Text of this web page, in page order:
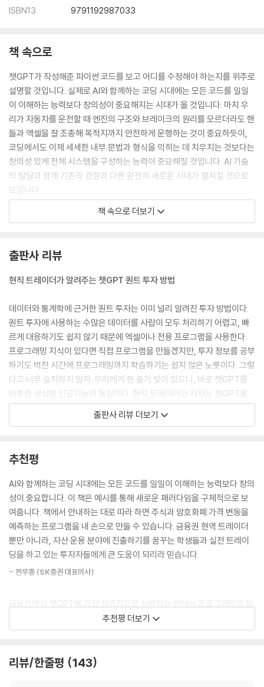
__주식 종목 추천 시스템 UI 만들기 116
__챗GPT 질문을 통한 결과 코드 125
__챗GPT로 받은 코드 실행해보기 127
__주식 종목 추천 시스템 EXE 파일 만들기 131
5.2 암호화폐 종목 추천 시스템 만들기 134
__시스템 구현 목표 정하기 134
__암호화폐 종목 추천 시스템 UI 만들기 136
__UI 연결 변수를 포함한 챗GPT 질문 만들기 141
__챗GPT 질문을 통한 결과 코드 142
__챗GPT로 받은 코드 실행해보기 144
__암호화폐 종목 추천 시스템 EXE 파일 만들기 146
트레이더와 코딩: 주식, 파생, 채권 중 개인이 수익을 내기 위해서는 어떤
CHAPTER 06 자동매매 시스템 만들기
6.2 증권사 API 사용 방법 162
6.3 주식 자동매매 시스템 개발하기 175
__시스템 구현 목표 정하기 175
__자동매매 시스템 UI 만들기 176
__UI 연결 변수를 포함한 챗GPT 질문 만들기 183
__챗GPT 질문을 통한 결과 코드 184
__챗GPT로 받은 코드 실행해보기 187
__자동매매 시스템 EXE 파일 만들기 190
6.4 업비트 API 사용 방법 193
__자동매매 시스템 UI 만들기 200
__챗GPT 질문을 통한 결과 코드 208
__챗GPT로 받은 코드 실행해보기 211
__자동매매 시스템 EXE 파일 만들기 214
CHAPTER 07 맺음말
7.1 이 책을 통해서 얻은 것 221
7.3 챗GPT와 인간 222
찾아보기 225
ISBN13
9791192987033
책 속으로
챗GPT가 작성해준 파이썬 코드를 보고 어디를 수정해야 하는지를 위주로
설명할 것입니다. 실제로 AI와 함께하는 코딩 시대에는 모든 코드를 일일
이 이해하는 능력보다 창의성이 중요해지는 시대가 올 것입니다. 마치 우
리가 자동차를 운전할 때 엔진의 구조와 브레이크의 원리를 모르더라도 핸
들과 액셀을 잘 조종해 목적지까지 안전하게 운행하는 것이 중요하듯이,
코딩에서도 이제 세세한 내부 문법과 형식을 익히는 데 치우치는 것보다는
창의성 있게 전체 시스템을 구성하는 능력이 중요해질 것입니다. AI 기술
의 발달과 함께 기존의 관점과 다른 완전히 새로운 시대가 펼쳐질 것으로
보입니다.
--- p.15
딩을 통해 빠른 시간에 정확한 결과물을 내는 것이 필요합니다. 하나하나
손으로 모든 데이터를 확인하기에는 바쁘게 돌아가는 시장에 대응할 시간
게 마련입니다. 또한 코딩을 할 수 있다면 자신의 전략을 트레이딩 시스템
으로 구현하여 1초라도 더 빠르게 더 좋은 가격으로 거래를 할 수 있습니
다.
--- p.53
퀀트 투자는 금융시장에서 데이터를 기반으로 정량적인 방법을 사용해 주
식, 채권, 파생 상품 등 다양한 금융 상품의 가치를 평가하고 투자 전략을
수립하는 과정입니다. 투자자들은 기존의 주관적인 판단을 최소화하고 객
관적인 데이터를 활용하여 주식 가치를 판단하게 됩니다. 이러한 퀀트 투
자 방식의 핵심은 바로 데이터의 수집과 분석입니다.
기술력이 필요합니다. 하지만 최근 챗GPT와 같은 인공지능 기술의 발전
덕분에 전문적인 지식이 없더라도 AI를 활용한 데이터 분석 관련 기술을
쉽게 얻을 수 있는 환경이 도래했습니다. 이러한 기술은 대규모의 금융 데
이터에서 패턴을 찾아내고 예측하는 능력을 가지고 있으며, 이를 잘 활용
하면 투자 전략을 최적화하거나 금융 거래의 효율성을 개선하는 등 다양한
효과를 얻을 수 있습니다.
--- p.81
금융 분야에서 방대한 정보를 사람이 일일이 찾기는 어려울뿐더러 빠른 속
도로 원하는 정보를 얻기도 쉽지 않습니다. 이런 환경에서 챗GPT를 활용
한 금융 프로그래밍은 원하는 데이터를 정확하고 빠르게 수집하여 분석하
톡히 해낼 것입니다.
책 속으로 더보기
출판사 리뷰
현직 트레이더가 알려주는 챗GPT 퀀트 투자 방법
데이터와 통계학에 근거한 퀀트 투자는 이미 널리 알려진 투자 방법이다.
퀀트 투자에 사용하는 수많은 데이터를 사람이 모두 처리하기 어렵고, 빠
르게 대응하기도 쉽지 않기 때문에 엑셀이나 전용 프로그램을 사용한다.
프로그래밍 지식이 있다면 직접 프로그램을 만들겠지만, 투자 정보를 공부
하기도 벅찬 시간에 프로그래밍까지 학습하기는 쉽지 않은 노릇이다. 그렇
다고 너무 슬퍼하지 말자. 우리에게 한 줄기 빛이 있으니, 바로 챗GPT를
비롯한 생성형 인공지능의 등장이다. 현직 트레이더인 저자는 챗GPT를
이용해 자동매매 시스템을 구축하는 방법을 이 책에 담았다. 정확한 질문
만 입력하면 꽤 괜찮은 프로그래밍 코드를 만들어주는 챗GPT를 이용해
고, 어떤 기준으로 종목을 선택할지 결정하는 것이다. 저자는 10년 이상 다
양한 금융 상품을 트레이딩했던 지식과 노하우로 이동평균선, 볼린저 밴드
등 퀀트 투자 초보자도 이해하기 쉽게 간략화해서 설명한다.
목표를 세웠다면 그것을 코드로 작성하는 것은 모두 챗GPT가 진행한다.
저자는 코드를 단 한 줄도 직접 짜지 않고 챗GPT만을 이용해 작성하며, 코
드 오류 역시 챗GPT에 수정하도록 요청한다. 프로그래밍을 처음 접하는
동매매 프로그램(EXE) 생성 및 UI 만들기, 파이썬 코드 디버깅 방법까지
시스템을 만들고, 증권사나 거래소 API를 이용해 자동매매 시스템을 만들
수 있다. 챗GPT를 전속 개발자로 고용하여 나만의 주식 & 암호화폐 자동
매매 시스템을 만들어보자.
주요 내용
출판사 리뷰 더보기
추천평
AI와 함께하는 코딩 시대에는 모든 코드를 일일이 이해하는 능력보다 창의
성이 중요합니다. 이 책은 예시를 통해 새로운 패러다임을 구체적으로 보
여줍니다. 책에서 안내하는 대로 따라 하면 주식과 암호화폐 가격 변동을
예측하는 프로그램을 내 손으로 만들 수 있습니다. 금융권 현역 트레이더
뿐만 아니라, 자산 운용 분야에 진출하기를 꿈꾸는 학생들과 실전 트레이
딩을 하고 있는 투자자들에게 큰 도움이 되리라 믿습니다.
- 전우종 (SK증권 대표이사)
금융가에서 챗GPT를 가장 성공적으로 사용하는 형태는 프로그래밍의 보
조 수단으로 활용하는 것이라 할 수 있습니다. 이 책은 ‘챗GPT를 활용하여
어떻게 원하는 결과를 얻는가?’ 하는 명제를 바탕으로 기본부터 중요 부분
무 활용 지식을 깊이 녹여낸 이 책은 금융 실무자나 투자에 관심이 있는 모
추천평 더보기
리뷰/한줄평 143